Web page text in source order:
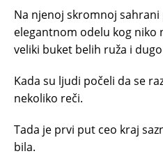
Na njenoj skromnoj sahrani
elegantnom odelu kog niko
veliki buket belih ruža i
Kada su ljudi počeli da se
nekoliko reči.
Tada je prvi put ceo kraj
bila.